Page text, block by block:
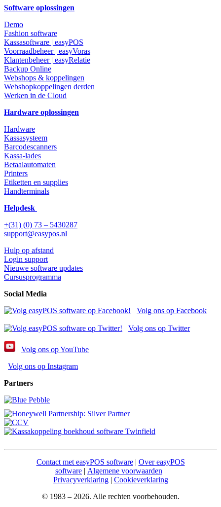
Software oplossingen
Demo
Fashion software
Kassasoftware | easyPOS
Voorraadbeheer | easyVoras
Klantenbeheer | easyRelatie
Backup Online
Webshops & koppelingen
Webshopkoppelingen derden
Werken in de Cloud
Hardware oplossingen
Hardware
Kassasysteem
Barcodescanners
Kassa-lades
Betaalautomaten
Printers
Etiketten en supplies
Handterminals
Helpdesk
+(31) (0) 73 – 5430287
support@easypos.nl
Hulp op afstand
Login support
Nieuwe software updates
Cursusprogramma
Social Media
Volg ons op Facebook
Volg ons op Twitter
Volg ons op YouTube
Volg ons op Instagram
Partners
Contact met easyPOS software| Over easyPOS
software | Algemene voorwaarden |
Privacyverklaring| Cookieverklaring
© 1983 – 2026. Alle rechten voorbehouden.